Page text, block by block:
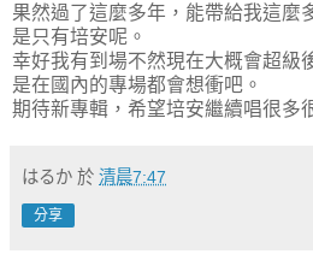
果然過了這麼多年，能帶給我這麼
是只有培安呢。
幸好我有到場不然現在大概會超級
是在國內的專場都會想衝吧。
期待新專輯，希望培安繼續唱很多
はるか 於 清晨7:47
分享